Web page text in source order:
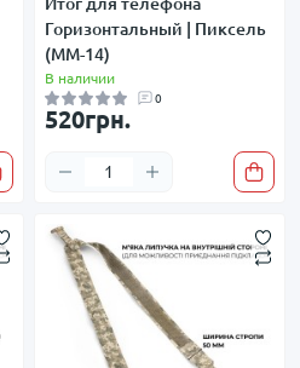
Горизонтальный | Пиксель
(ММ-14)
В наличии
0
520грн.